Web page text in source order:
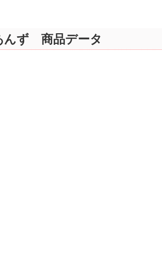
んず 商品データ